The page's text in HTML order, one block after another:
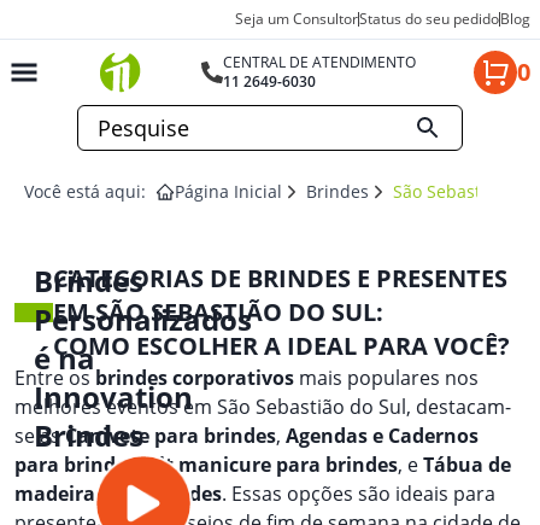
Seja um ConsultorStatus do seu pedidoBlog
CENTRAL DE ATENDIMENTO
11 2649-6030
0
Você está aqui: Página Inicial Brindes São Sebastião Do
Brindes
Personalizados
é na
Innovation
Brindes
CATEGORIAS DE BRINDES E PRESENTES
EM SÃO SEBASTIÃO DO SUL:
COMO ESCOLHER A IDEAL PARA VOCÊ?
Entre osbrindes corporativos mais populares nos
melhores eventos em São Sebastião do Sul, destacam-
se asCanivete para brindes, Agendas e Cadernos
para brindes,Kit manicure para brindes, eTábua de
madeira para brindes. Essas opções são ideais para